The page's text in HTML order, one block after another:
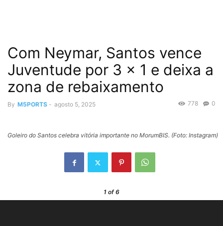
Com Neymar, Santos vence
Juventude por 3 x 1 e deixa a
zona de rebaixamento
By M5PORTS - agosto 5, 2025 0
778
Goleiro do Santos celebra vitória importante no MorumBIS. (Foto: Instagram)
1 of 6